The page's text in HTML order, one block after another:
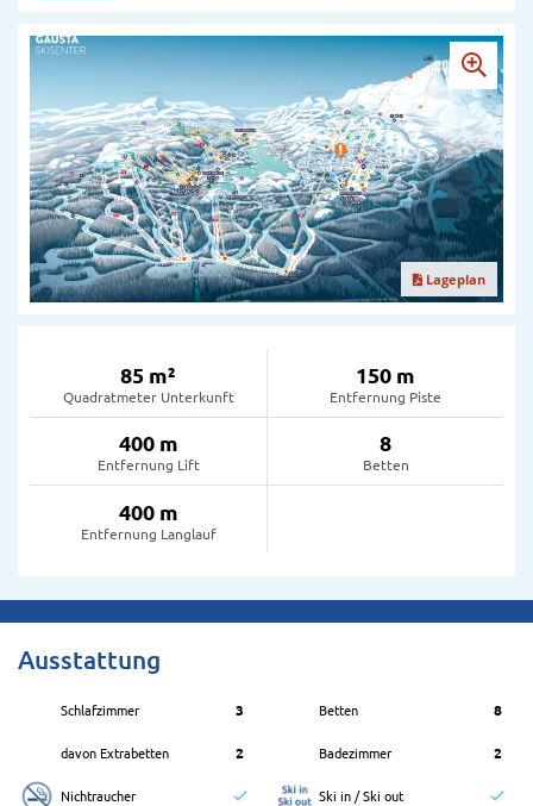
Lageplan
85 m²
Quadratmeter Unterkunft
150 m
Entfernung Piste
400 m
Entfernung Lift
8
Betten
400 m
Entfernung Langlauf
Ausstattung
Schlafzimmer 3 Betten 8
davon Extrabetten 2 Badezimmer 2
Nichtraucher Ski in / Ski out